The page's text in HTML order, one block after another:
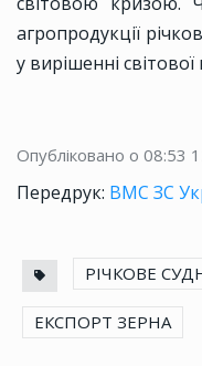
агропродукції
у вирішенні
Опубліковано о 08:53
Передрук: ВМС ЗС
РІЧКОВЕ
ЕКСПОРТ ЗЕРНА